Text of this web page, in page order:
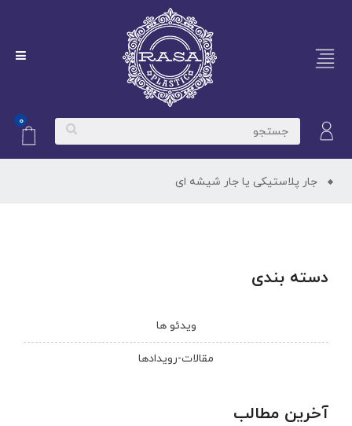
۰
جار پلاستیکی یا جار شیشه ای
دسته بندی
ویدئو ها
مقالات-رویدادها
آخرین مطالب